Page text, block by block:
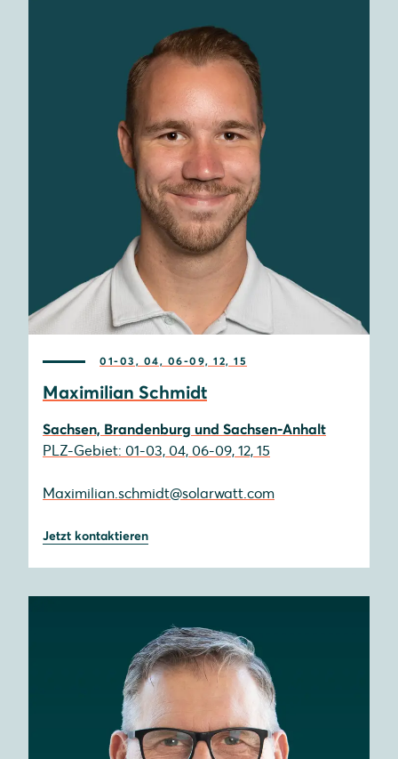
01-03, 04, 06-09, 12, 15
Maximilian Schmidt
Sachsen, Brandenburg und Sachsen-Anhalt
PLZ-Gebiet: 01-03, 04, 06-09, 12, 15
Maximilian.schmidt@solarwatt.com
Jetzt kontaktieren